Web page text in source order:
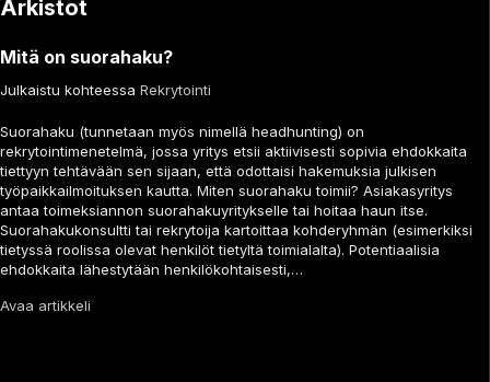
Arkistot
Mitä on suorahaku?
Julkaistu kohteessa Rekrytointi
Suorahaku (tunnetaan myös nimellä headhunting) on
rekrytointimenetelmä, jossa yritys etsii aktiivisesti sopivia ehdokkaita
tiettyyn tehtävään sen sijaan, että odottaisi hakemuksia julkisen
työpaikkailmoituksen kautta. Miten suorahaku toimii? Asiakasyritys
antaa toimeksiannon suorahakuyritykselle tai hoitaa haun itse.
Suorahakukonsultti tai rekrytoija kartoittaa kohderyhmän (esimerkiksi
tietyssä roolissa olevat henkilöt tietyltä toimialalta). Potentiaalisia
ehdokkaita lähestytään henkilökohtaisesti,…
Avaa artikkeli